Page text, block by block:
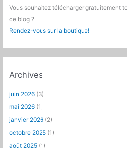
Vous souhaitez télécharger gratuitement
ce blog ?
Rendez-vous sur la boutique!
Archives
juin 2026 (3)
mai 2026 (1)
janvier 2026 (2)
octobre 2025 (1)
août 2025 (1)